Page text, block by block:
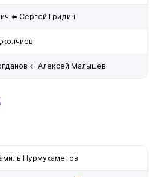
⇐ Сергей Гридин
⇐ Алексей Малышев
Нурмухаметов